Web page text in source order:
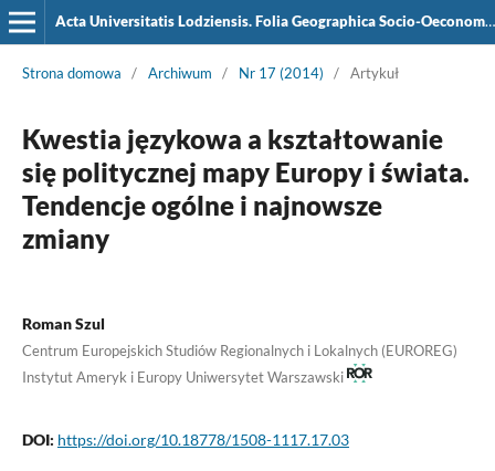
Acta Universitatis Lodziensis. Folia Geographica Socio-Oeconomica
Strona domowa / Archiwum / Nr 17 (2014) / Artykuł
Kwestia językowa a kształtowanie
się politycznej mapy Europy i świata.
Tendencje ogólne i najnowsze
zmiany
Roman Szul
Centrum Europejskich Studiów Regionalnych i Lokalnych (EUROREG)
Instytut Ameryk i Europy Uniwersytet Warszawski
DOI: https://doi.org/10.18778/1508-1117.17.03